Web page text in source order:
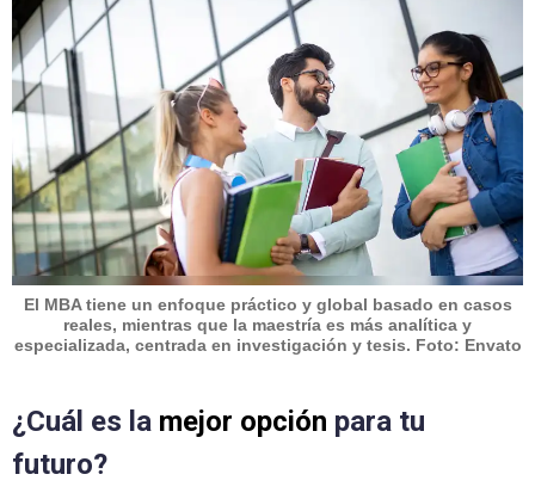
El MBA tiene un enfoque práctico y global basado en casos
reales, mientras que la maestría es más analítica y
especializada, centrada en investigación y tesis. Foto: Envato
¿Cuál es la mejor opción para tu
futuro?